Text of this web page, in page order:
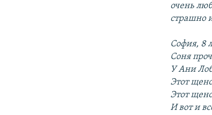
очень
страшно
София, 8
Соня
У Ани
Этот
Этот
И вот и